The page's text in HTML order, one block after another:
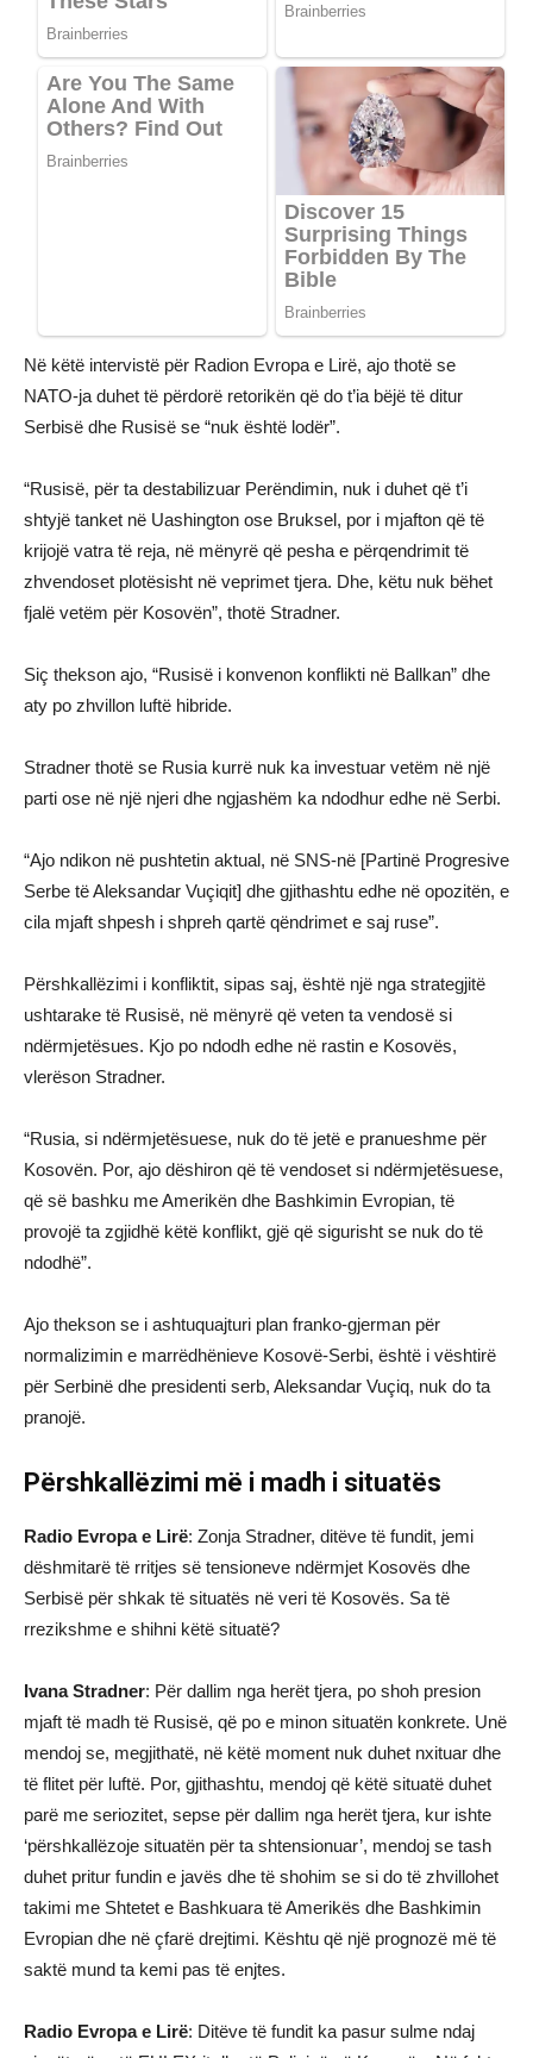
Në këtë intervistë për Radion Evropa e Lirë, ajo thotë se
NATO-ja duhet të përdorë retorikën që do t’ia bëjë të ditur
Serbisë dhe Rusisë se “nuk është lodër”.
“Rusisë, për ta destabilizuar Perëndimin, nuk i duhet që t’i
shtyjë tanket në Uashington ose Bruksel, por i mjafton që të
krijojë vatra të reja, në mënyrë që pesha e përqendrimit të
zhvendoset plotësisht në veprimet tjera. Dhe, këtu nuk bëhet
fjalë vetëm për Kosovën”, thotë Stradner.
Siç thekson ajo, “Rusisë i konvenon konflikti në Ballkan” dhe
aty po zhvillon luftë hibride.
Stradner thotë se Rusia kurrë nuk ka investuar vetëm në një
parti ose në një njeri dhe ngjashëm ka ndodhur edhe në Serbi.
“Ajo ndikon në pushtetin aktual, në SNS-në [Partinë Progresive
Serbe të Aleksandar Vuçiqit] dhe gjithashtu edhe në opozitën, e
cila mjaft shpesh i shpreh qartë qëndrimet e saj ruse”.
Përshkallëzimi i konfliktit, sipas saj, është një nga strategjitë
ushtarake të Rusisë, në mënyrë që veten ta vendosë si
ndërmjetësues. Kjo po ndodh edhe në rastin e Kosovës,
vlerëson Stradner.
“Rusia, si ndërmjetësuese, nuk do të jetë e pranueshme për
Kosovën. Por, ajo dëshiron që të vendoset si ndërmjetësuese,
që së bashku me Amerikën dhe Bashkimin Evropian, të
provojë ta zgjidhë këtë konflikt, gjë që sigurisht se nuk do të
ndodhë”.
Ajo thekson se i ashtuquajturi plan franko-gjerman për
normalizimin e marrëdhënieve Kosovë-Serbi, është i vështirë
për Serbinë dhe presidenti serb, Aleksandar Vuçiq, nuk do ta
pranojë.
Përshkallëzimi më i madh i situatës
Radio Evropa e Lirë: Zonja Stradner, ditëve të fundit, jemi
dëshmitarë të rritjes së tensioneve ndërmjet Kosovës dhe
Serbisë për shkak të situatës në veri të Kosovës. Sa të
rrezikshme e shihni këtë situatë?
Ivana Stradner: Për dallim nga herët tjera, po shoh presion
mjaft të madh të Rusisë, që po e minon situatën konkrete. Unë
mendoj se, megjithatë, në këtë moment nuk duhet nxituar dhe
të flitet për luftë. Por, gjithashtu, mendoj që këtë situatë duhet
parë me seriozitet, sepse për dallim nga herët tjera, kur ishte
‘përshkallëzoje situatën për ta shtensionuar’, mendoj se tash
duhet pritur fundin e javës dhe të shohim se si do të zhvillohet
takimi me Shtetet e Bashkuara të Amerikës dhe Bashkimin
Evropian dhe në çfarë drejtimi. Kështu që një prognozë më të
saktë mund ta kemi pas të enjtes.
Radio Evropa e Lirë: Ditëve të fundit ka pasur sulme ndaj